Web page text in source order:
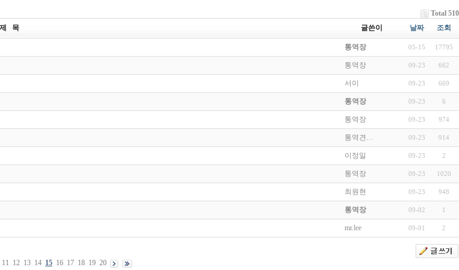
Total 510
제 목 글쓴이 날짜 조회
통역장 05-15 17795
통역장 09-23 662
서이 09-23 669
통역장 09-23 6
통역장 09-23 974
통역견… 09-23 914
이정일 09-23 2
통역장 09-23 1020
최원현 09-23 948
통역장 09-02 1
mr.lee 09-01 2
11 12 13 14 15 16 17 18 19 20